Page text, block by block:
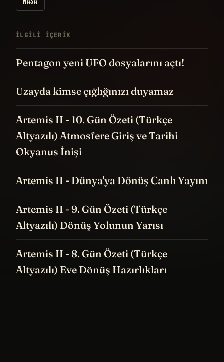
İLGILI IÇERIK
Pentagon yeni UFO dosyalarını açtı!
Uzayda kimse çığlığınızı duyamaz
Artemis II - 10. Gün Özeti (Türkçe
Altyazılı) Atmosfere Giriş ve Tarihi
Okyanus İnişi
Artemis II - Dünya'ya Dönüş Canlı Yayını
Artemis II - 9. Gün Özeti (Türkçe
Altyazılı) Dönüş Yolunun Yarısı
Artemis II - 8. Gün Özeti (Türkçe
Altyazılı) Eve Dönüş Hazırlıkları